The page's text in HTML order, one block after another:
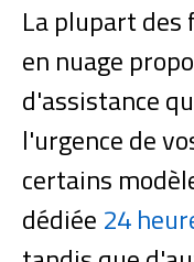
La plupart des
en nuage
d'assistance
l'urgence de
certains
dédiée 24